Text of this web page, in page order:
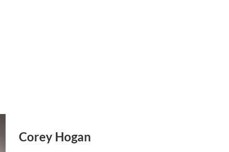
Corey Hogan